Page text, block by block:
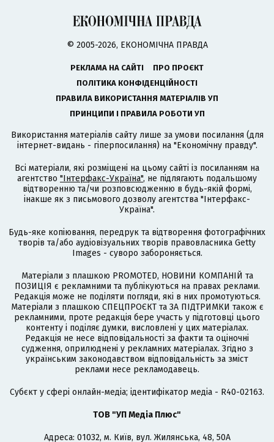
© 2005-2026, ЕКОНОМІЧНА ПРАВДА
РЕКЛАМА НА САЙТІ
ПРО ПРОЄКТ
ПОЛІТИКА КОНФІДЕНЦІЙНОСТІ
ПРАВИЛА ВИКОРИСТАННЯ МАТЕРІАЛІВ УП
ПРИНЦИПИ І ПРАВИЛА РОБОТИ УП
Використання матеріалів сайту лише за умови посилання (для
інтернет-видань - гіперпосилання) на "Економічну правду".
Всі матеріали, які розміщені на цьому сайті із посиланням на
агентство "Інтерфакс-Україна", не підлягають подальшому
відтворенню та/чи розповсюдженню в будь-якій формі,
інакше як з письмового дозволу агентства "Інтерфакс-
Україна".
Будь-яке копіювання, передрук та відтворення фотографічних
творів та/або аудіовізуальних творів правовласника Getty
Images - суворо забороняється.
Матеріали з плашкою PROMOTED, НОВИНИ КОМПАНІЙ та
ПОЗИЦІЯ є рекламними та публікуються на правах реклами.
Редакція може не поділяти погляди, які в них промотуються.
Матеріали з плашкою СПЕЦПРОЄКТ та ЗА ПІДТРИМКИ також є
рекламними, проте редакція бере участь у підготовці цього
контенту і поділяє думки, висловлені у цих матеріалах.
Редакція не несе відповідальності за факти та оціночні
судження, оприлюднені у рекламних матеріалах. Згідно з
українським законодавством відповідальність за зміст
реклами несе рекламодавець.
Cубєкт у сфері онлайн-медіа; ідентифікатор медіа - R40-02163.
ТОВ "УП Медіа Плюс"
Адреса: 01032, м. Київ, вул. Жилянська, 48, 50А